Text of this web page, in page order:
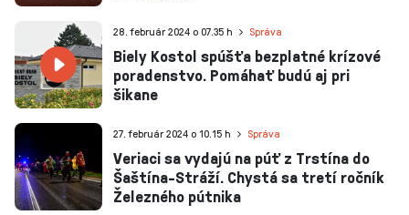
Biely Kostol spúšťa bezplatné krízové
poradenstvo. Pomáhať budú aj pri
šikane
28. február 2024 o 07.35 h Správa
Veriaci sa vydajú na púť z Trstína do
Šaštína-Stráží. Chystá sa tretí ročník
Železného pútnika
27. február 2024 o 10.15 h Správa